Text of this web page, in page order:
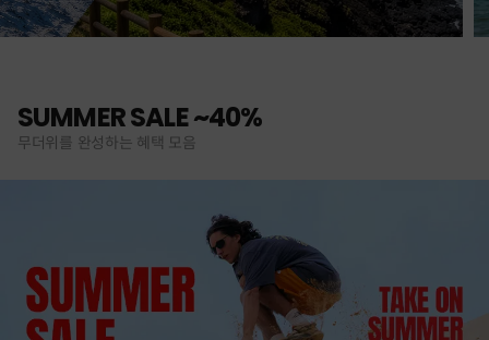
SUMMER SALE ~40%
무더위를 완성하는 혜택 모음